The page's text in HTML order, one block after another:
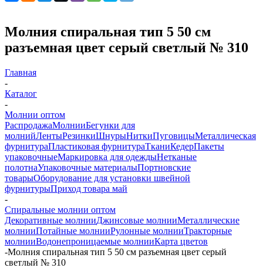
Молния спиральная тип 5 50 см
разъемная цвет серый светлый № 310
Главная
-
Каталог
-
Молнии оптом
РаспродажаМолнииБегунки для
молнийЛентыРезинкиШнурыНиткиПуговицыМеталлическая
фурнитураПластиковая фурнитураТканиКедерПакеты
упаковочныеМаркировка для одеждыНетканые
полотнаУпаковочные материалыПортновские
товарыОборудование для установки швейной
фурнитурыПриход товара май
-
Спиральные молнии оптом
Декоративные молнииДжинсовые молнииМеталлические
молнииПотайные молнииРулонные молнииТракторные
молнииВодонепроницаемые молнииКарта цветов
-Молния спиральная тип 5 50 см разъемная цвет серый
светлый № 310